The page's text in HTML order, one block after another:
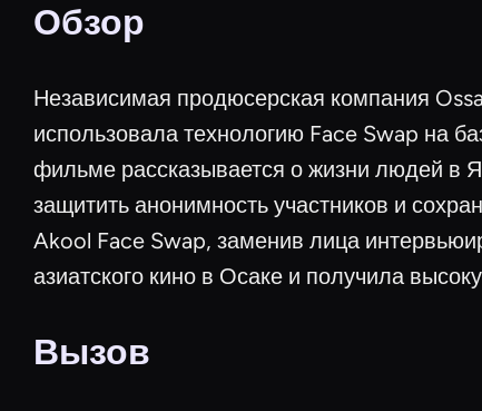
Обзор
Независимая продюсерская компания
использовала технологию Face Swap на
фильме рассказывается о жизни людей в
защитить анонимность участников и
Akool Face Swap, заменив лица
азиатского кино в Осаке и получила
Вызов